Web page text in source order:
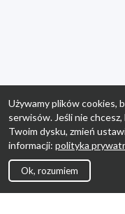
Używamy plików cookies,
serwisów. Jeśli nie
Twoim dysku, zmień
informacji: polityka
Ok, rozumiem